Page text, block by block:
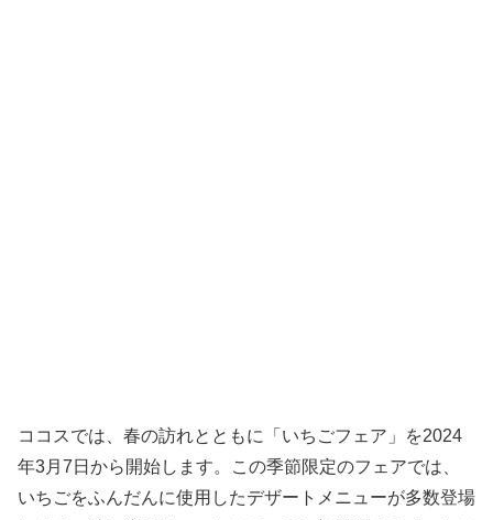
ココスでは、春の訪れとともに「いちごフェア」を2024
年3月7日から開始します。この季節限定のフェアでは、
いちごをふんだんに使用したデザートメニューが多数登場